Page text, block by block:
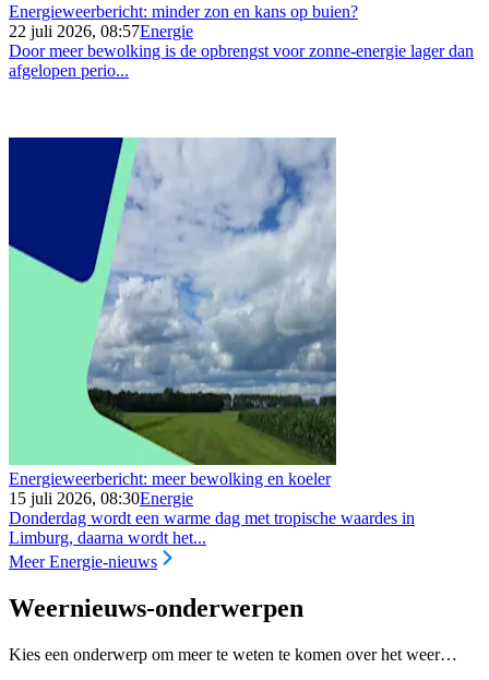
Energieweerbericht: minder zon en kans op buien?
22 juli 2026, 08:57Energie
Door meer bewolking is de opbrengst voor zonne-energie lager dan
afgelopen perio...
Energieweerbericht: meer bewolking en koeler
15 juli 2026, 08:30Energie
Donderdag wordt een warme dag met tropische waardes in
Limburg, daarna wordt het...
Meer Energie-nieuws
Weernieuws-onderwerpen
Kies een onderwerp om meer te weten te komen over het weer…